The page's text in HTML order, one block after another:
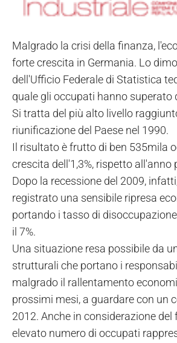
Malgrado la crisi della finanza,
forte crescita in Germania. Lo
dell'Ufficio Federale di Statistica
quale gli occupati hanno superato
Si tratta del più alto livello
riunificazione del Paese nel 1990.
Il risultato è frutto di ben 535mila
crescita dell'1,3%, rispetto all'anno
Dopo la recessione del 2009,
registrato una sensibile ripresa
portando i tasso di
il 7%.
Una situazione resa possibile da
strutturali che portano i
malgrado il rallentamento
prossimi mesi, a guardare con un
2012. Anche in considerazione del
elevato numero di occupati